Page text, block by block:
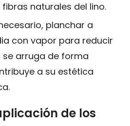
naturales del lino.
planchar a
con vapor para reducir
se arruga de forma
a su estética
de los